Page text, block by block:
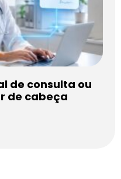
de consulta ou
de cabeça